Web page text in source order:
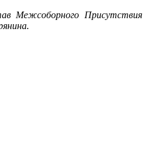
Межсоборного Присутствия